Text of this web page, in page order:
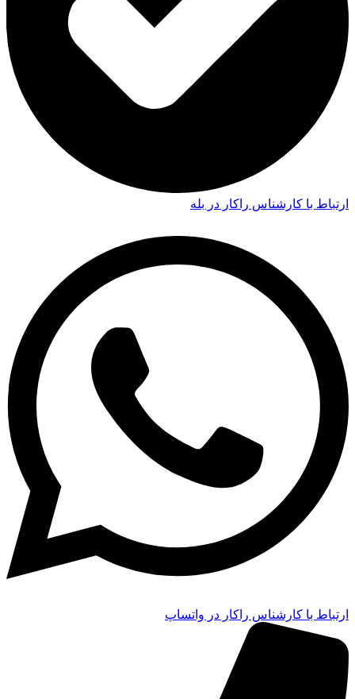
ارتباط با کارشناس راکار در بله
ارتباط با کارشناس راکار در واتساپ